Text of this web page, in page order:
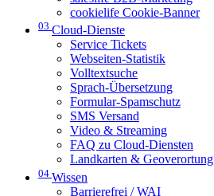
cookielife Cookie-Banner
03 Cloud-Dienste
Service Tickets
Webseiten-Statistik
Volltextsuche
Sprach-Übersetzung
Formular-Spamschutz
SMS Versand
Video & Streaming
FAQ zu Cloud-Diensten
Landkarten & Geoverortung
04 Wissen
Barrierefrei / WAI